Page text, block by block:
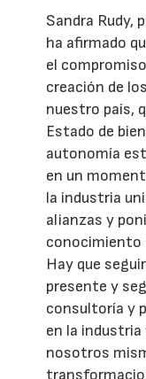
Sandra Rudy,
ha afirmado
el
creación de
nuestro país,
Estado de
autonomía
en un
la industria
alianzas y
conocimiento
Hay que
presente y
consultoría y
en la
nosotros